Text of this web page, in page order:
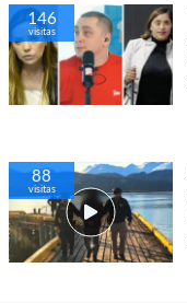
146
visitas
88
visitas